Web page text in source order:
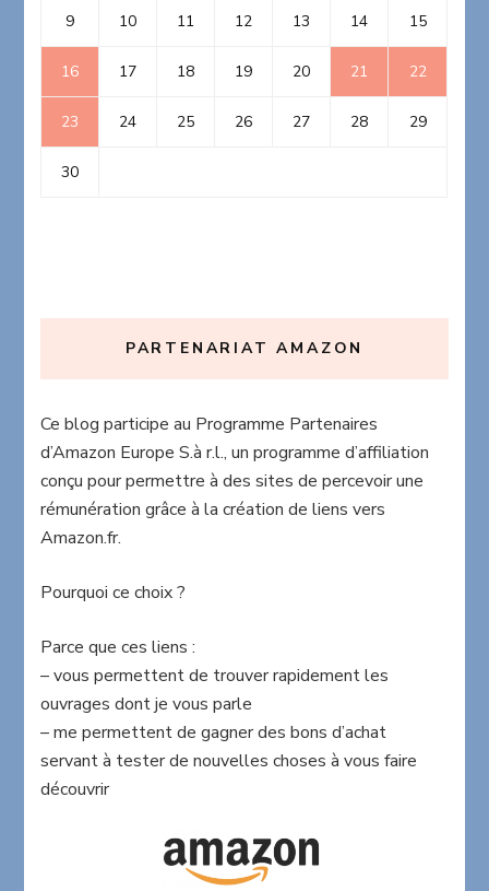
9 10 11 12 13 14 15
16 17 18 19 20 21 22
23 24 25 26 27 28 29
30
PARTENARIAT AMAZON
Ce blog participe au Programme Partenaires
d’Amazon Europe S.à r.l., un programme d’affiliation
conçu pour permettre à des sites de percevoir une
rémunération grâce à la création de liens vers
Amazon.fr.
Pourquoi ce choix ?
Parce que ces liens :
– vous permettent de trouver rapidement les
ouvrages dont je vous parle
– me permettent de gagner des bons d’achat
servant à tester de nouvelles choses à vous faire
découvrir